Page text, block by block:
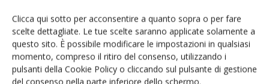
Clicca qui sotto per acconsentire a quanto sopra o per fare
scelte dettagliate. Le tue scelte saranno applicate solamente a
questo sito. È possibile modificare le impostazioni in qualsiasi
momento, compreso il ritiro del consenso, utilizzando i
pulsanti della Cookie Policy o cliccando sul pulsante di gestione
del consenso nella parte inferiore dello schermo.
Known-You Seed Europa e Consorzio Dolce
Passione puntano sull’innovazione del cocomero
Andamento prezzi ortofrutta in Italia al 27 luglio
2026